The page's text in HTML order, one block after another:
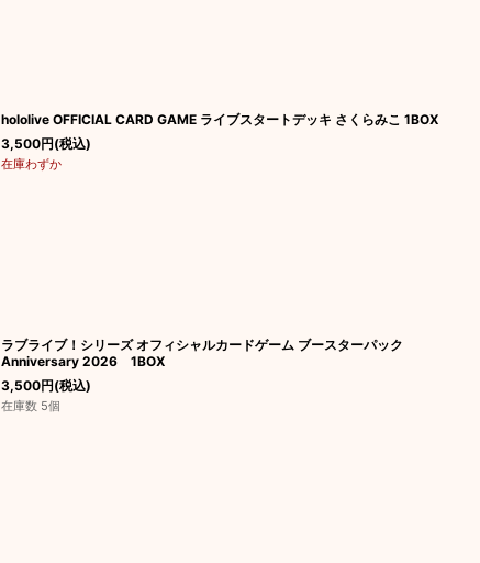
hololive OFFICIAL CARD GAME ライブスタートデッキ さくらみこ 1BOX
3,500円(税込)
在庫わずか
ラブライブ！シリーズ オフィシャルカードゲーム ブースターパック
Anniversary 2026 1BOX
3,500円(税込)
在庫数 5個